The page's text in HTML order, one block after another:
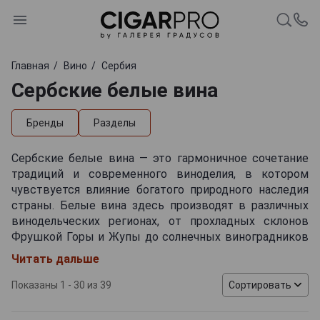
Главная Вино Сербия
Сербские белые вина
Бренды Разделы
Сербские белые вина — это гармоничное сочетание
традиций и современного виноделия, в котором
чувствуется влияние богатого природного наследия
страны. Белые вина здесь производят в различных
винодельческих регионах, от прохладных склонов
Фрушкой Горы и Жупы до солнечных виноградников
Тимочка Краины и южных районов близ границы с
Македонией. Местные виноделы используют как
классические европейские технологии, включая
ферментацию в нержавеющих емкостях для
Читать дальше
Показаны 1 - 30 из 39 Сортировать